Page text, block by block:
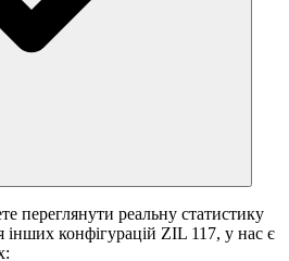
переглянути реальну статистику
конфігурацій ZIL 117, у нас є